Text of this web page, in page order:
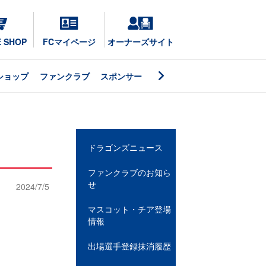
SHOP FCマイページ オーナーズサイト
ョップ ファンクラブ スポンサー
2024/7/5
ドラゴンズニュース
ファンクラブのお知ら
せ
マスコット・チア登場
情報
出場選手登録抹消履歴